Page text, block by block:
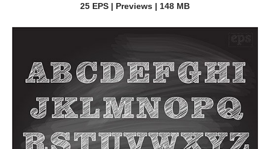
25 EPS | Previews | 148 MB